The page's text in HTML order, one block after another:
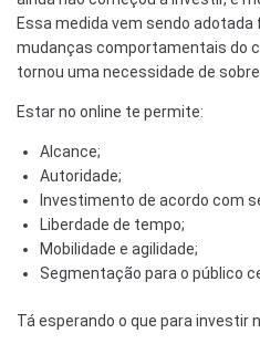
Essa medida vem sendo
mudanças comportamentais do
tornou uma necessidade de
Estar no online te permite:
Alcance;
Autoridade;
Investimento de acordo com
Liberdade de tempo;
Mobilidade e agilidade;
Segmentação para o público
Tá esperando o que para investir